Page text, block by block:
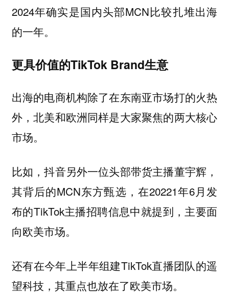
2024年确实是国内头部MCN比较扎堆出海
的一年。
更具价值的TikTok Brand生意
出海的电商机构除了在东南亚市场打的火热
外，北美和欧洲同样是大家聚焦的两大核心
市场。
比如，抖音另外一位头部带货主播董宇辉，
其背后的MCN东方甄选，在20221年6月发
布的TikTok主播招聘信息中就提到，主要面
向欧美市场。
还有在今年上半年组建TikTok直播团队的遥
望科技，其重点也放在了欧美市场。